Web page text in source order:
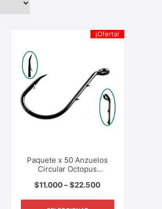
¡Oferta!
Paquete x 50 Anzuelos
Circular Octopus
Muy Afilados Pesca
$11.000–$22.500